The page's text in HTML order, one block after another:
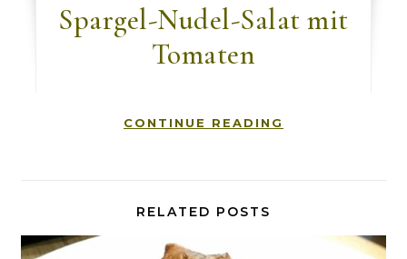
Spargel-Nudel-Salat mit
Tomaten
CONTINUE READING
RELATED POSTS